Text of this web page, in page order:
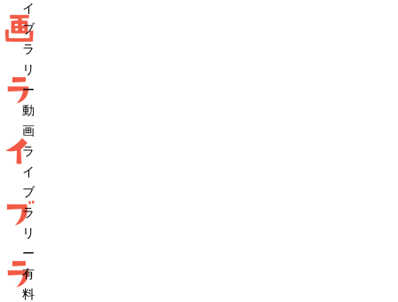
画
ラ
イ
ブ
ラ
イ
ブ
ラ
リ
ー
動
画
ラ
イ
ブ
ラ
リ
ー
有
料